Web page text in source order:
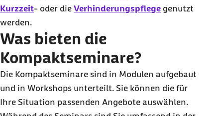
Kurzzeit- oder die Verhinderungspflege genutzt
werden.
Was bieten die
Kompaktseminare?
Die Kompaktseminare sind in Modulen aufgebaut
und in Workshops unterteilt. Sie können die für
Ihre Situation passenden Angebote auswählen.